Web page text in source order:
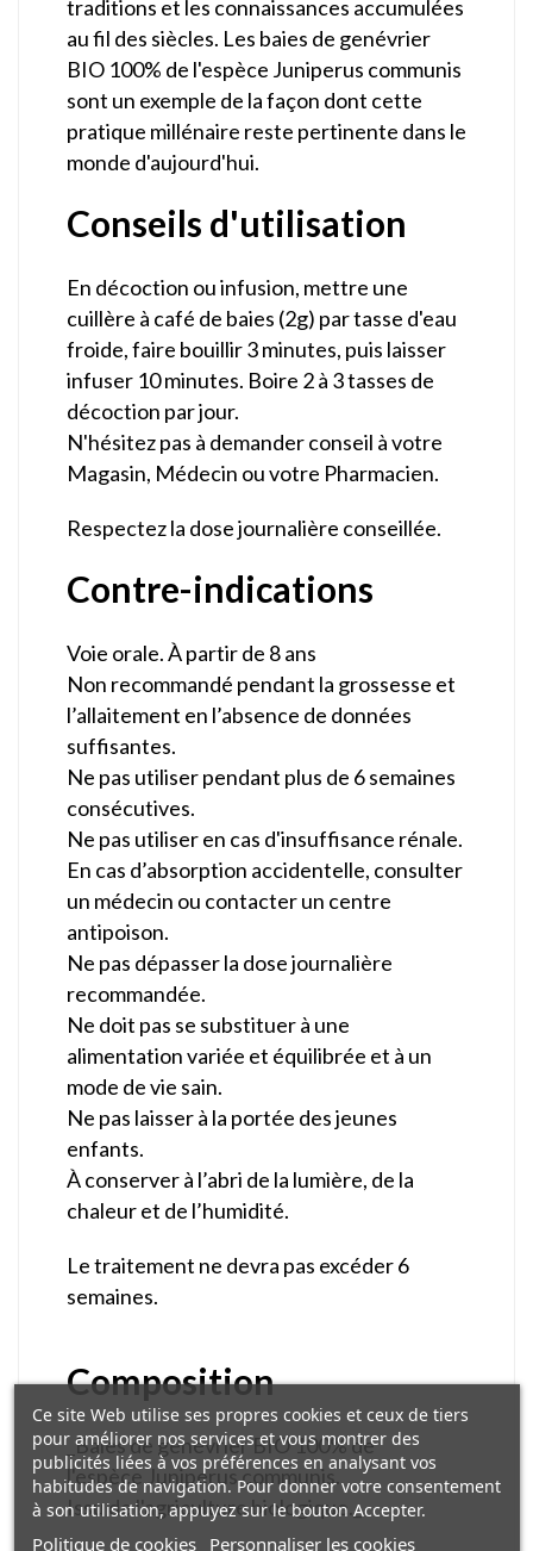
traditions et les connaissances accumulées
au fil des siècles. Les baies de genévrier
BIO 100% de l'espèce Juniperus communis
sont un exemple de la façon dont cette
pratique millénaire reste pertinente dans le
monde d'aujourd'hui.
Conseils d'utilisation
En décoction ou infusion, mettre une
cuillère à café de baies (2g) par tasse d'eau
froide, faire bouillir 3 minutes, puis laisser
infuser 10 minutes. Boire 2 à 3 tasses de
décoction par jour.
N'hésitez pas à demander conseil à votre
Magasin, Médecin ou votre Pharmacien.
Respectez la dose journalière conseillée.
Contre-indications
Voie orale. À partir de 8 ans
Non recommandé pendant la grossesse et
l’allaitement en l’absence de données
suffisantes.
Ne pas utiliser pendant plus de 6 semaines
consécutives.
Ne pas utiliser en cas d'insuffisance rénale.
En cas d’absorption accidentelle, consulter
un médecin ou contacter un centre
antipoison.
Ne pas dépasser la dose journalière
recommandée.
Ne doit pas se substituer à une
alimentation variée et équilibrée et à un
mode de vie sain.
Ne pas laisser à la portée des jeunes
enfants.
À conserver à l’abri de la lumière, de la
chaleur et de l’humidité.
Le traitement ne devra pas excéder 6
semaines.
Composition
_Baies de genévrier BIO 100% de
l'espèce Juniperus communis.
Issu de l'agriculture biologique._
Ce site Web utilise ses propres cookies et ceux de tiers
pour améliorer nos services et vous montrer des
publicités liées à vos préférences en analysant vos
habitudes de navigation. Pour donner votre consentement
à son utilisation, appuyez sur le bouton Accepter.
Politique de cookies Personnaliser les cookies